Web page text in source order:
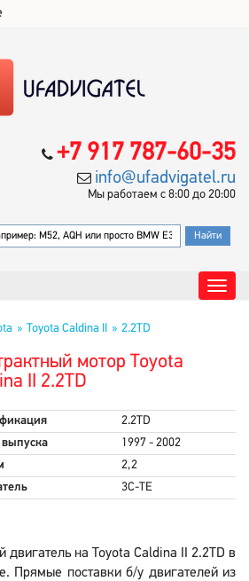
+7 917 787-60-35
info@ufadvigatel.ru
Мы работаем с 8:00 до 20:00
Toyota Caldina II 2.2TD
мотор Toyota
II 2.2TD
2.2TD
1997 - 2002
2,2
3C-TE
двигатель на Toyota Caldina II 2.2TD в
Прямые поставки б/у двигателей из